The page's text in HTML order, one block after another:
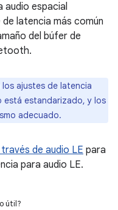
espacial
latencia más común
del búfer de
ajustes de latencia
está estandarizado, y los
adecuado.
de audio LE para
para audio LE.
útil?